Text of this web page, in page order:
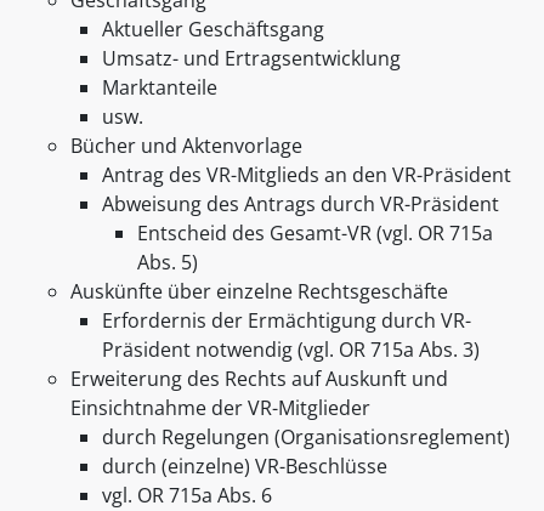
Aktueller Geschäftsgang
Umsatz- und Ertragsentwicklung
Marktanteile
usw.
Bücher und Aktenvorlage
Antrag des VR-Mitglieds an den VR-Präsident
Abweisung des Antrags durch VR-Präsident
Entscheid des Gesamt-VR (vgl. OR 715a
Abs. 5)
Auskünfte über einzelne Rechtsgeschäfte
Erfordernis der Ermächtigung durch VR-
Präsident notwendig (vgl. OR 715a Abs. 3)
Erweiterung des Rechts auf Auskunft und
Einsichtnahme der VR-Mitglieder
durch Regelungen (Organisationsreglement)
durch (einzelne) VR-Beschlüsse
vgl. OR 715a Abs. 6